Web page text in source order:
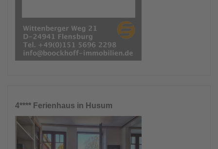
4**** Ferienhaus in Husum